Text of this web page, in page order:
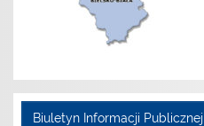
Biuletyn Informacji Publicznej